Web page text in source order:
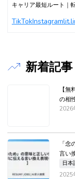
キャリア最短ルート｜
TikTokInstagram
新着記事
【
の相
2026
「
言い
日本
2025